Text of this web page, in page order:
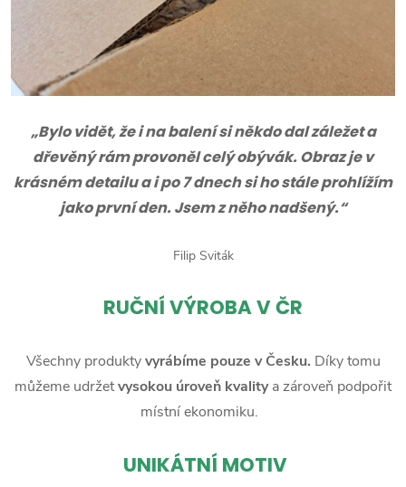
„Bylo vidět, že i na balení si někdo dal záležet a
dřevěný rám provoněl celý obývák. Obraz je v
krásném detailu a i po 7 dnech si ho stále prohlížím
jako první den. Jsem z něho nadšený.“
Filip Sviták
RUČNÍ VÝROBA V ČR
Všechny produktyvyrábíme pouze v Česku. Díky tomu
můžeme udržetvysokou úroveň kvalitya zároveň podpořit
místní ekonomiku.
UNIKÁTNÍ MOTIV